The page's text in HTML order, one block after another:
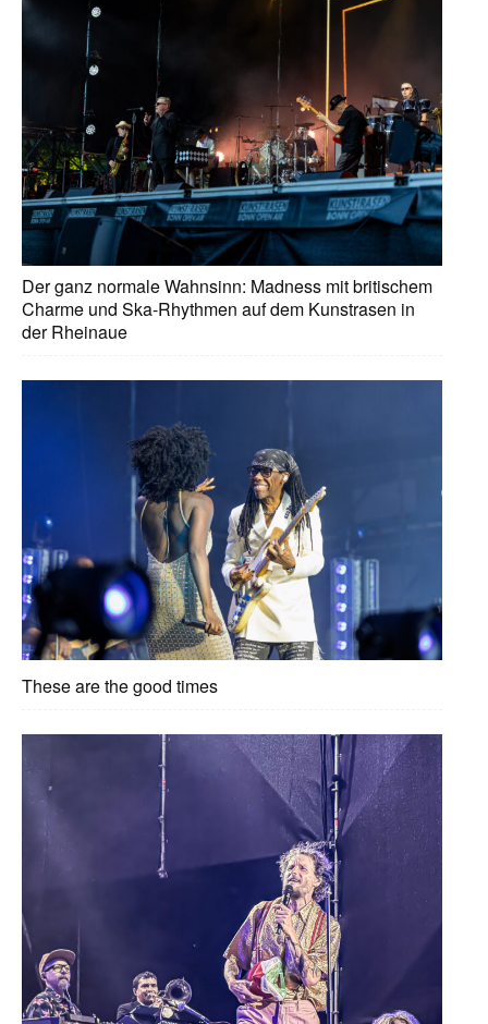
Der ganz normale Wahnsinn: Madness mit britischem
Charme und Ska-Rhythmen auf dem Kunstrasen in
der Rheinaue
These are the good times